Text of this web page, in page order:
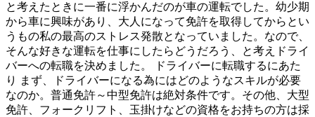
と考えたときに一番に浮かんだのが車の運転でした。幼少期
から車に興味があり、大人になって免許を取得してからとい
うもの私の最高のストレス発散となっていました。なので、
そんな好きな運転を仕事にしたらどうだろう、と考えドライ
バーへの転職を決めました。 ドライバーに転職するにあた
り まず、ドライバーになる為にはどのようなスキルが必要
なのか。普通免許～中型免許は絶対条件です。その他、大型
免許、フォークリフト、玉掛けなどの資格をお持ちの方は採